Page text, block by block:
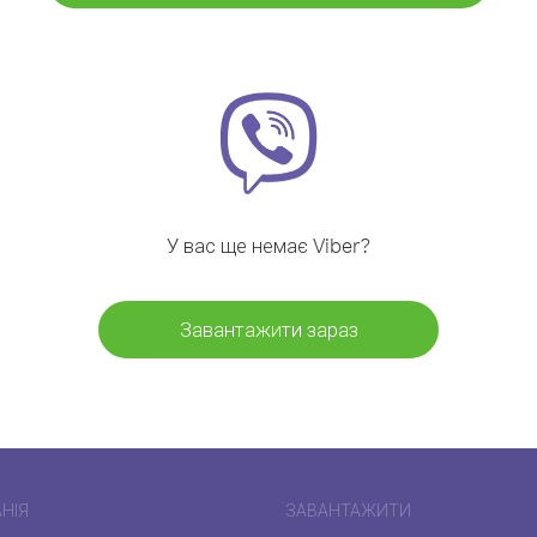
У вас ще немає Viber?
Завантажити зараз
ЗАВАНТАЖИТИ